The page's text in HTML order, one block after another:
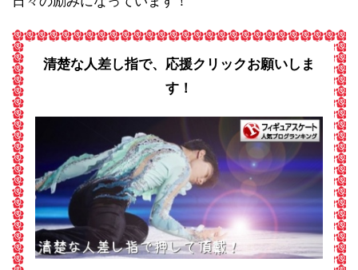
清楚な人差し指で、応援クリックお願いしま
す！